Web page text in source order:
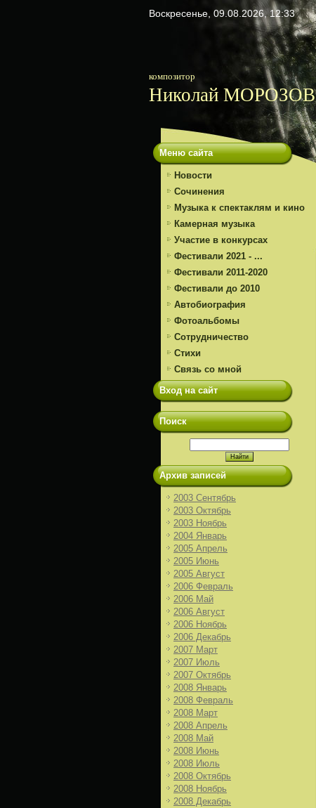
Воскресенье, 09.08.2026, 12:33
композитор
Николай МОРОЗОВ
Меню сайта
Новости
Сочинения
Музыка к спектаклям и кино
Камерная музыка
Участие в конкурсах
Фестивали 2021 - ...
Фестивали 2011-2020
Фестивали до 2010
Автобиография
Фотоальбомы
Сотрудничество
Стихи
Связь со мной
Вход на сайт
Поиск
Архив записей
2003 Сентябрь
2003 Октябрь
2003 Ноябрь
2004 Январь
2005 Апрель
2005 Июнь
2005 Август
2006 Февраль
2006 Май
2006 Август
2006 Ноябрь
2006 Декабрь
2007 Март
2007 Июль
2007 Октябрь
2008 Январь
2008 Февраль
2008 Март
2008 Апрель
2008 Май
2008 Июнь
2008 Июль
2008 Октябрь
2008 Ноябрь
2008 Декабрь